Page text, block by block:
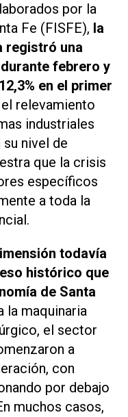
por la
Fe (FISFE), la
registró una
febrero y
en el primer
relevamiento
industriales
nivel de
que la crisis
específicos
a toda la
todavía
histórico que
de Santa
la maquinaria
el sector
a
con
por debajo
muchos casos,